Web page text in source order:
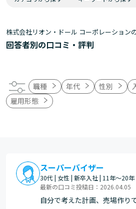
株式会社リオン・ドール コーポレーション
回答者別の口コミ・評判
職種 年代 性別
雇用形態
スーパーバイザー
30代 | 女性 | 新卒入社 | 11年～20年
最新の口コミ投稿日：2026.04.05
自分で考えた計画、売場作り